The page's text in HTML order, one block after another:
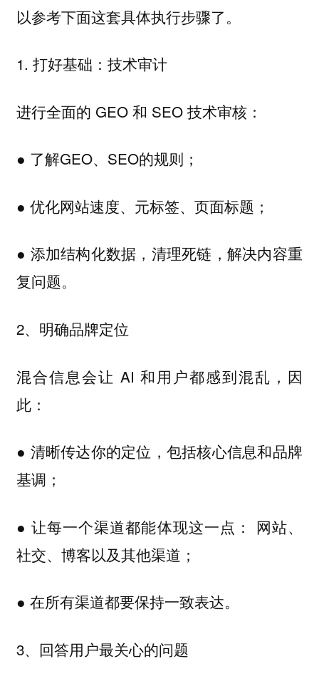
以参考下面这套具体执行步骤了。
1. 打好基础：技术审计
进行全面的 GEO 和 SEO 技术审核：
● 了解GEO、SEO的规则；
● 优化网站速度、元标签、页面标题；
● 添加结构化数据，清理死链，解决内容重
复问题。
2、 明确品牌定位
混合信息会让 AI 和用户都感到混乱，因
此：
● 清晰传达你的定位，包括核心信息和品牌
基调；
● 让每一个渠道都能体现这一点： 网站、
社交、博客以及其他渠道；
● 在所有渠道都要保持一致表达。
3、 回答用户最关心的问题